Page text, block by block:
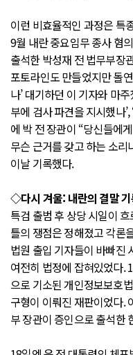
이런 비효율적인 과정은 특
9월 내란 중요임무 종사 혐
출석한 박성재 전 법무부장
포토라인도 만들었지만 돌
나’ 대기하던 이 기자와 마
부에 검사 파견을 지시했나
에 박 전 장관이 “당신들에
무슨 근거를 갖고 하는 소
이날 기록했다.
◇다시 겨울: 내란의 결말
특검 출범 후 상당 시일이
틀의 쟁점은 정해졌고 각론
법원 출입 기자들이 바빠진
여전히 법정에 잡혀있었다.
으로 기소된 개인정보보호
구형이 이뤄진 재판이었다.
부 장관이 증인으로 출석한